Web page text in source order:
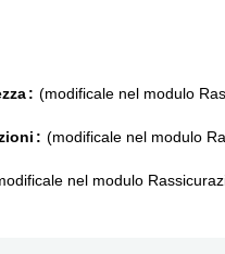
(modificale nel modulo
(modificale nel modulo
nel modulo